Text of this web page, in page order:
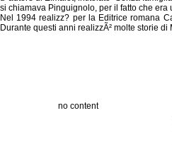
si chiamava Pinguignolo, per il fatto che
Nel 1994 realizz? per la Editrice romana
Durante questi anni realizzÃ² molte storie
no content